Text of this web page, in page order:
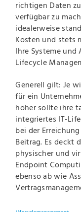
richtigen Daten
verfügbar zu
idealerweise
Kosten und stets
Ihre Systeme
Lifecycle
Generell gilt: Je
für ein
höher sollte ihre
integriertes IT-
bei der
Beitrag. Es deckt
physischer und
Endpoint
ebenso ab wie